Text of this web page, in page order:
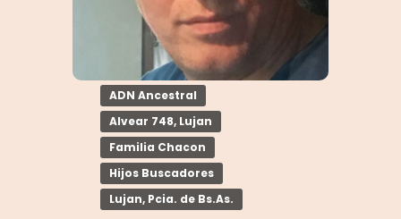
ADN Ancestral
Alvear 748, Lujan
Familia Chacon
Hijos Buscadores
Lujan, Pcia. de Bs.As.